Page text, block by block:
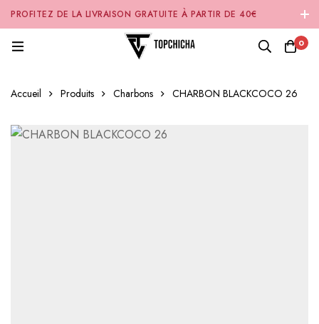
PROFITEZ DE LA LIVRAISON GRATUITE À PARTIR DE 40€
D'ACHAT SUR NOTRE SITE INTERNET 🚚
0
Accueil Produits Charbons CHARBON BLACKCOCO 26